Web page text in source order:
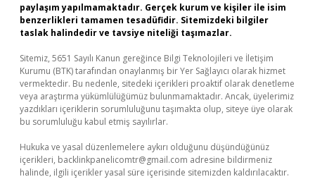
paylaşım yapılmamaktadır. Gerçek kurum ve kişiler ile isim
benzerlikleri tamamen tesadüfidir. Sitemizdeki bilgiler
taslak halindedir ve tavsiye niteliği taşımazlar.
Sitemiz, 5651 Sayılı Kanun gereğince Bilgi Teknolojileri ve İletişim
Kurumu (BTK) tarafından onaylanmış bir Yer Sağlayıcı olarak hizmet
vermektedir. Bu nedenle, sitedeki içerikleri proaktif olarak denetleme
veya araştırma yükümlülüğümüz bulunmamaktadır. Ancak, üyelerimiz
yazdıkları içeriklerin sorumluluğunu taşımakta olup, siteye üye olarak
bu sorumluluğu kabul etmiş sayılırlar.
Hukuka ve yasal düzenlemelere aykırı olduğunu düşündüğünüz
içerikleri, backlinkpanelicomtr@gmail.com adresine bildirmeniz
halinde, ilgili içerikler yasal süre içerisinde sitemizden kaldırılacaktır.